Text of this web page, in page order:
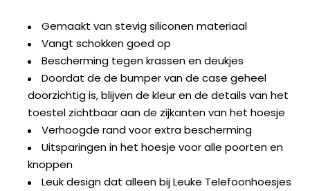
Gemaakt van stevig siliconen materiaal
Vangt schokken goed op
Bescherming tegen krassen en deukjes
Doordat de de bumper van de case geheel
doorzichtig is, blijven de kleur en de details van het
toestel zichtbaar aan de zijkanten van het hoesje
Verhoogde rand voor extra bescherming
Uitsparingen in het hoesje voor alle poorten en
knoppen
Leuk design dat alleen bij Leuke Telefoonhoesjes